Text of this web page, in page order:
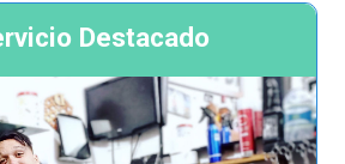
Destacado